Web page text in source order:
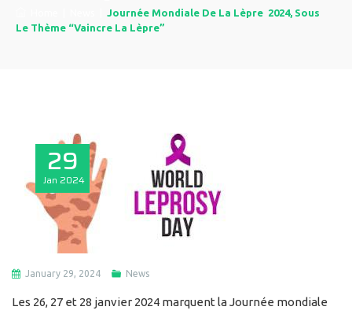
Journée Mondiale De La Lèpre 2024, Sous
Le Thème “vaincre La Lèpre”
29
Jan 2024
January 29, 2024 News
Les 26, 27 et 28 janvier 2024 marquent la Journée mondiale